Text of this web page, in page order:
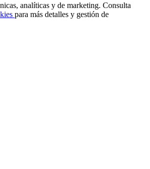
analíticas y de marketing. Consulta
para más detalles y gestión de